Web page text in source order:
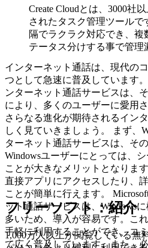
インターネット通話は、現代の
つとして急速に普及しています
ンターネット通話サービスは、
により、多くのユーザーに愛用
さらなる進化が期待されるイン
しく見ていきましょう。 まず、
ターネット通話サービスは、そ
Windowsユーザーにとっては、
ことが大きなメリットとなりま
直接アプリにアクセスしたり、
ことが簡単に行えます。
ット通話サービスは、Windows
多いため、導入が容易です。こ
手軽に利用することができ、コ
て広く普及しています。また、
Create Cloudとは、3000社
されたタスク管理ツール
隔でラクラク対応でき、
テータス分けする事で管理
フリーソフト：紹介
1,000万人以上が閲覧している無